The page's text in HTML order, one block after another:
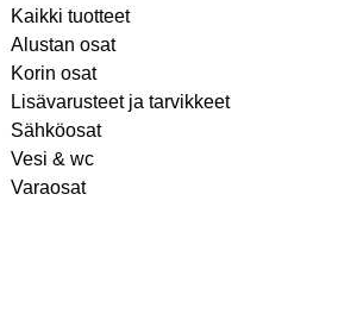
Kaikki tuotteet
Alustan osat
Korin osat
Lisävarusteet ja tarvikkeet
Sähköosat
Vesi & wc
Varaosat